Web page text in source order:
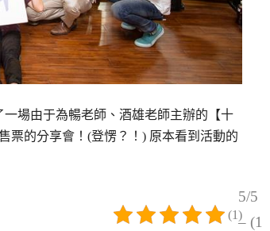
場由于為暢老師、酒雄老師主辦的【十
的分享會！(登愣？！) 原本看到活動的
5/5
– (1
(1)